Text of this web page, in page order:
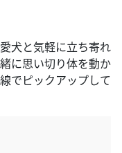
犬と気軽に立ち寄れ
に思い切り体を動か
でピックアップして